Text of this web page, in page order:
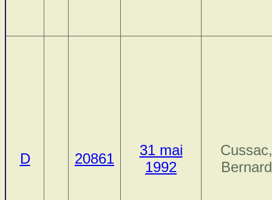
D 20861
31 mai
1992
Cussac,
Bernard